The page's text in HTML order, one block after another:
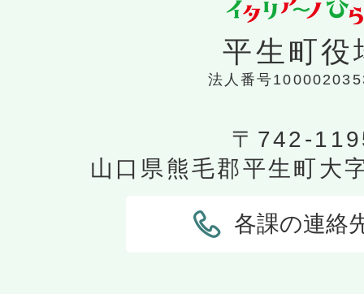
平生町役
法人番号
〒742-
山口県熊毛郡平生町大
各課の連絡